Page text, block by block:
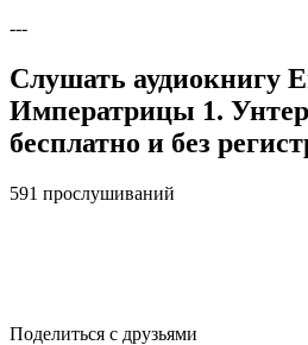
---
Слушать аудиокнигу
Императрицы 1.
бесплатно и без
591 прослушиваний
Поделиться с друзьями